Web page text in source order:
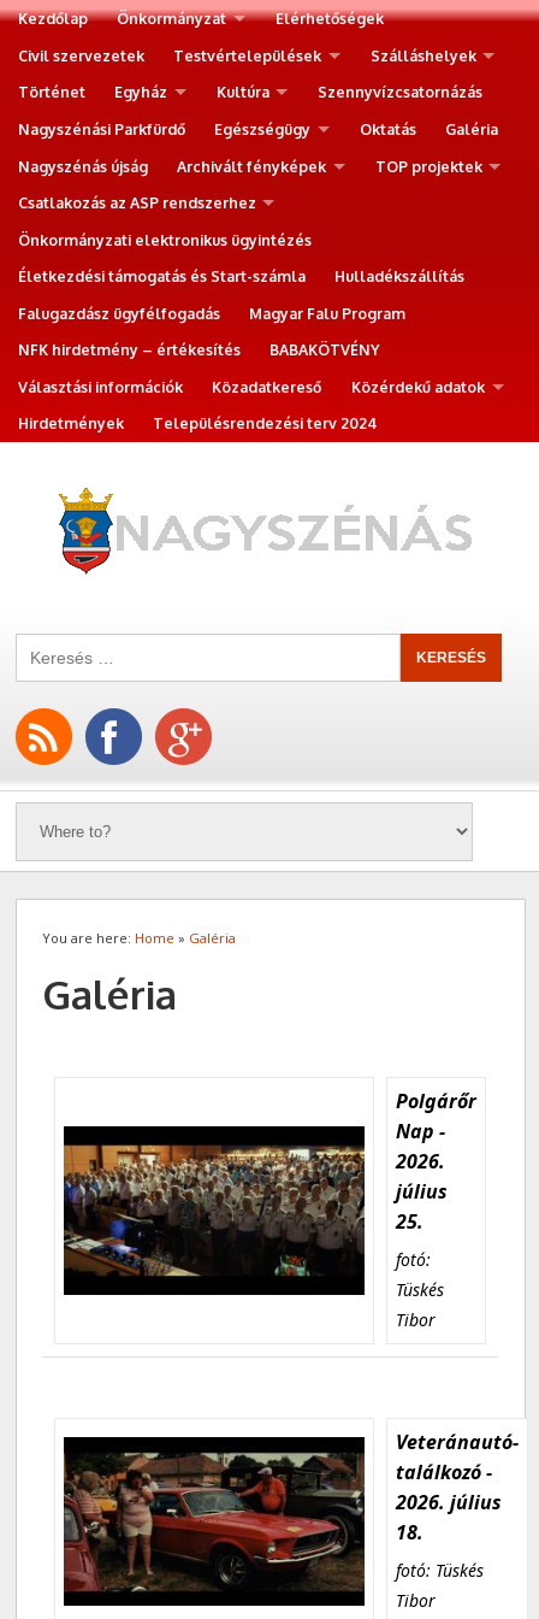
Kezdőlap Önkormányzat
Elérhetőségek
Civil szervezetek
Testvértelepülések
Szálláshelyek
Történet
Egyház Kultúra
Szennyvízcsatornázás
Nagyszénási Parkfürdő
Egészségügy Oktatás
Galéria
Nagyszénás újság
Archivált fényképek
TOP projektek
Csatlakozás az ASP rendszerhez
Önkormányzati elektronikus ügyintézés
Életkezdési támogatás és Start-számla
Hulladékszállítás
Falugazdász ügyfélfogadás
Magyar Falu Program
NFK hirdetmény – értékesítés
BABAKÖTVÉNY
Választási információk
Közadatkereső
Közérdekű adatok
Hirdetmények
Településrendezési terv 2024
You are here: Home » Galéria
Galéria
Polgárőr
Nap -
2026.
július
25.
fotó:
Tüskés
Tibor
Veteránautó-
találkozó -
2026. július
18.
fotó: Tüskés
Tibor